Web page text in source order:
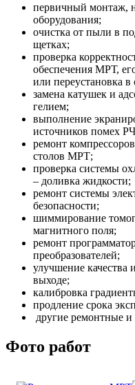
первичный монтаж,
оборудования;
очистка от пыли в
щетках;
проверка
обеспечения МРТ,
или переустановка в
замена катушек и
гелием;
выполнение
источников помех
ремонт
столов МРТ;
проверка системы
– доливка жидкости;
ремонт системы
безопасности;
шиммирование
магнитного поля;
ремонт
преобразователей;
улучшение качества
выходе;
калибровка
продление срока
другие ремонтные
Фото работ